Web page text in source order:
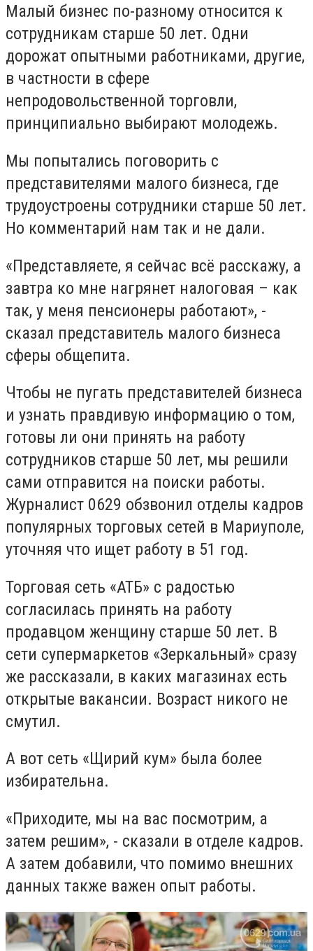
Малый бизнес по-разному относится к
сотрудникам старше 50 лет. Одни
дорожат опытными работниками, другие,
в частности в сфере
непродовольственной торговли,
принципиально выбирают молодежь.
Мы попытались поговорить с
представителями малого бизнеса, где
трудоустроены сотрудники старше 50 лет.
Но комментарий нам так и не дали.
«Представляете, я сейчас всё расскажу, а
завтра ко мне нагрянет налоговая – как
так, у меня пенсионеры работают», -
сказал представитель малого бизнеса
сферы общепита.
Чтобы не пугать представителей бизнеса
и узнать правдивую информацию о том,
готовы ли они принять на работу
сотрудников старше 50 лет, мы решили
сами отправится на поиски работы.
Журналист 0629 обзвонил отделы кадров
популярных торговых сетей в Мариуполе,
уточняя что ищет работу в 51 год.
Торговая сеть «АТБ» с радостью
согласилась принять на работу
продавцом женщину старше 50 лет. В
сети супермаркетов «Зеркальный» сразу
же рассказали, в каких магазинах есть
открытые вакансии. Возраст никого не
смутил.
А вот сеть «Щирий кум» была более
избирательна.
«Приходите, мы на вас посмотрим, а
затем решим», - сказали в отделе кадров.
А затем добавили, что помимо внешних
данных также важен опыт работы.